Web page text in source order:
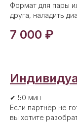
Формат для пары
друга, наладить
7 000 ₽
✔ 50 мин
Если партнёр не
вы хотите